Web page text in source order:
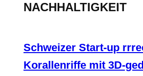
NACHHALTIGKEIT
Schweizer Start-up
Korallenriffe mit 3D-